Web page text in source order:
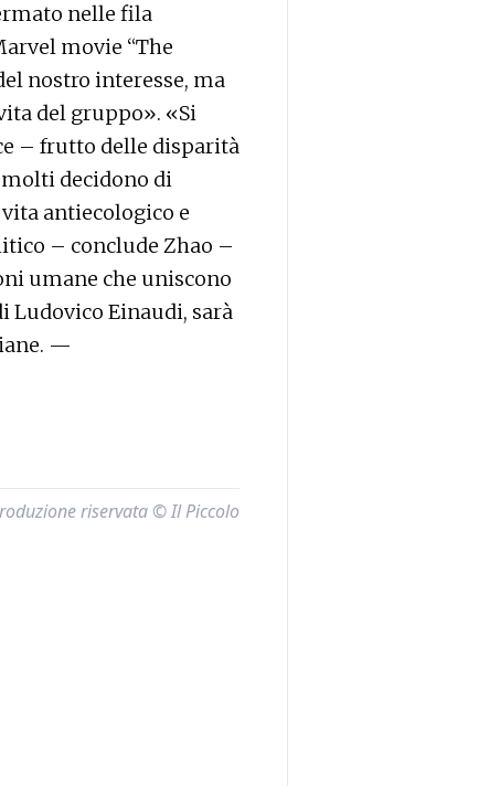
nelle fila
movie “The
nostro interesse, ma
del gruppo». «Si
– frutto delle disparità
decidono di
antiecologico e
– conclude Zhao –
umane che uniscono
Ludovico Einaudi, sarà
—
riservata © Il Piccolo